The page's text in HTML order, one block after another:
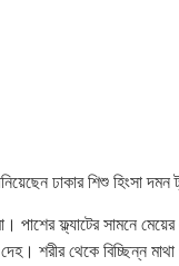
ঢাকার শিশু হিংসা দমন
ফ্ল্যাটের সামনে
শরীর থেকে বিচ্ছিন্ন